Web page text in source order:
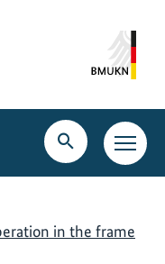
Suche
öffnen
in the frame